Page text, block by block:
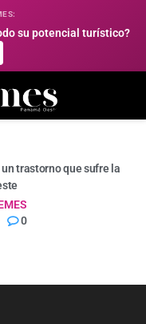
su potencial turístico?
trastorno que sufre la
0